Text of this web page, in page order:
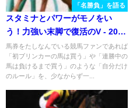
「名勝負」を語る
スタミナとパワーがモノをい
う！力強い末脚で復活のV - 2019
年七夕賞
馬券をたしなんでいる競馬ファンであれば
「初ブリンカーの馬は買う」や「連勝中の
馬は負けるまで買う」のような「自分だけ
のルール」を、少なからず一...